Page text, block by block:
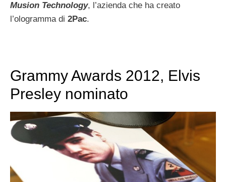
Musion Technology, l’azienda che ha creato
l’ologramma di 2Pac.
Grammy Awards 2012, Elvis
Presley nominato